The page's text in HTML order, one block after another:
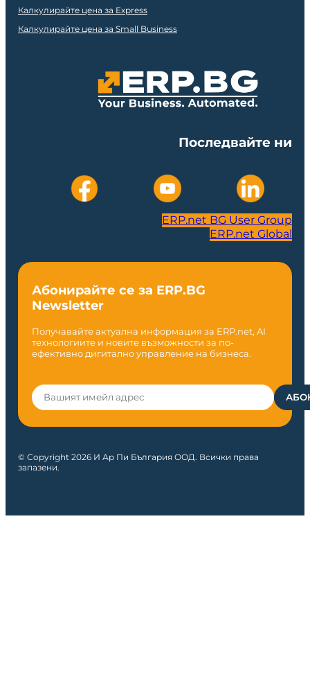
Калкулирайте цена за Express
Калкулирайте цена за Small Business
Последвайте ни
ERP.net BG User Group
ERP.net Global
Абонирайте се за ERP.BG
Newsletter
Получавайте актуална информация за ERP.net, AI
технологиите и новите възможности за по-
ефективно дигитално управление на бизнеса.
© Copyright 2026 И Ар Пи България ООД. Всички права
запазени.